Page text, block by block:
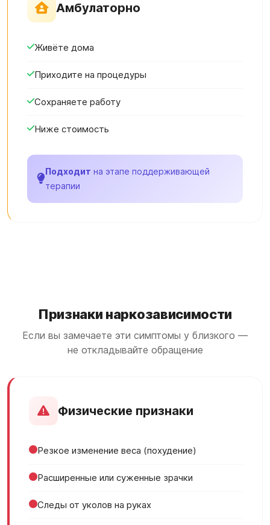
Амбулаторно
Живёте дома
Приходите на процедуры
Сохраняете работу
Ниже стоимость
Подходит на этапе поддерживающей
терапии
Признаки наркозависимости
Если вы замечаете эти симптомы у близкого —
не откладывайте обращение
Физические признаки
Резкое изменение веса (похудение)
Расширенные или суженные зрачки
Следы от уколов на руках